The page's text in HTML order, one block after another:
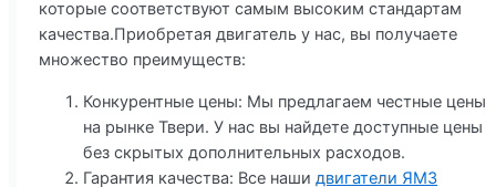
которые соответствуют самым высоким стандартам
качества.Приобретая двигатель у нас, вы получаете
множество преимуществ:
Конкурентные цены: Мы предлагаем честные цены
на рынке Твери. У нас вы найдете доступные цены
без скрытых дополнительных расходов.
Гарантия качества: Все наши двигатели ЯМЗ